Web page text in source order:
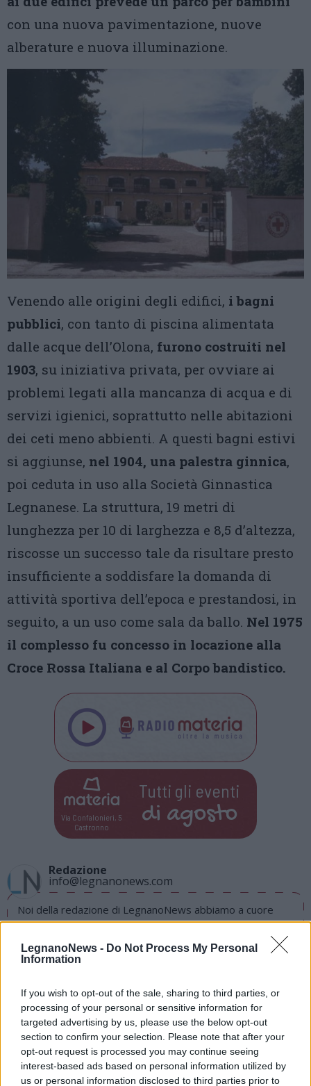
LegnanoNews - Do Not Process My Personal
Information
If you wish to opt-out of the sale, sharing to third parties, or
processing of your personal or sensitive information for
targeted advertising by us, please use the below opt-out
section to confirm your selection. Please note that after your
opt-out request is processed you may continue seeing
interest-based ads based on personal information utilized by
us or personal information disclosed to third parties prior to
con una nuova pavimentazione, nuove
alberature e nuova illuminazione.
Venendo alle origini degli edifici, i bagni
pubblici, con tanto di piscina alimentata
dalle acque dell’Olona, furono costruiti nel
1903, su iniziativa privata, per ovviare ai
problemi legati alla mancanza di acqua e di
servizi igienici, soprattutto nelle abitazioni
dei ceti meno abbienti. A questi bagni estivi
si aggiunse, nel 1904, una palestra ginnica,
poi ceduta in uso alla Società Ginnastica
Legnanese. La struttura, 19 metri di
lunghezza per 10 di larghezza e 8,5 d’altezza,
riscosse un successo tale da risultare presto
insufficiente a soddisfare la domanda di
attività sportiva dell’epoca e prestandosi, in
seguito, a un uso come sala da ballo. Nel 1975
il complesso fu concesso in locazione alla
Croce Rossa Italiana e al Corpo bandistico.
Via Confalonieri, 5
Castronno
Tutti gli eventi
di agosto
Redazione
info@legnanonews.com
Noi della redazione di LegnanoNews abbiamo a cuore
l'informazione del nostro territorio e cerchiamo di essere
sempre in prima linea per informarvi in modo puntuale.
LEGNANONella nuova sede della Croce Rossa di
Legnano le prime derrate alimentari di Tigros
LEGNANOEcco come sarà il museo dei bambini
dedicato all’acqua agli ex bagni pubblici di Legnano
PIÙ INFORMAZIONI SU